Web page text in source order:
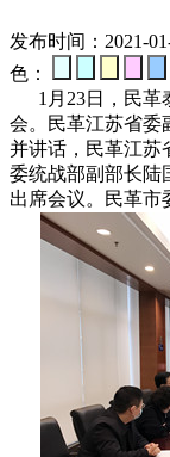
发布时间：2021-
色：
1月23日，民革
会。民革江苏省委
并讲话，民革江苏
委统战部副部长陆
出席会议。民革市